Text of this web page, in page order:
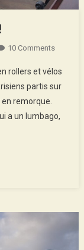
10 CommentsOn
Film
Du
Londres
rollers et vélos
partis sur
remorque.
a un lumbago,